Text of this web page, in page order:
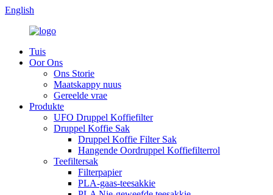
English
Tuis
Oor Ons
Ons Storie
Maatskappy nuus
Gereelde vrae
Produkte
UFO Druppel Koffiefilter
Druppel Koffie Sak
Druppel Koffie Filter Sak
Hangende Oordruppel Koffiefilterrol
Teefiltersak
Filterpapier
PLA-gaas-teesakkie